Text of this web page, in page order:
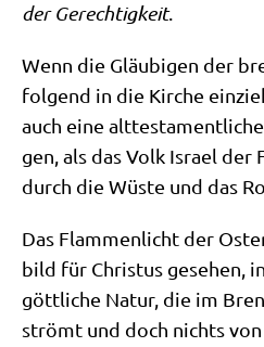
der Gerech­tig­keit.
Wenn die Gläu­bi­gen der
fol­gend in die Kir­che
auch eine
gen, als das Volk Isra­el der
durch die Wüste und das
Das Flam­men­licht der
bild für Chri­stus gese­hen,
gött­li­che Natur, die im
strömt und doch nichts